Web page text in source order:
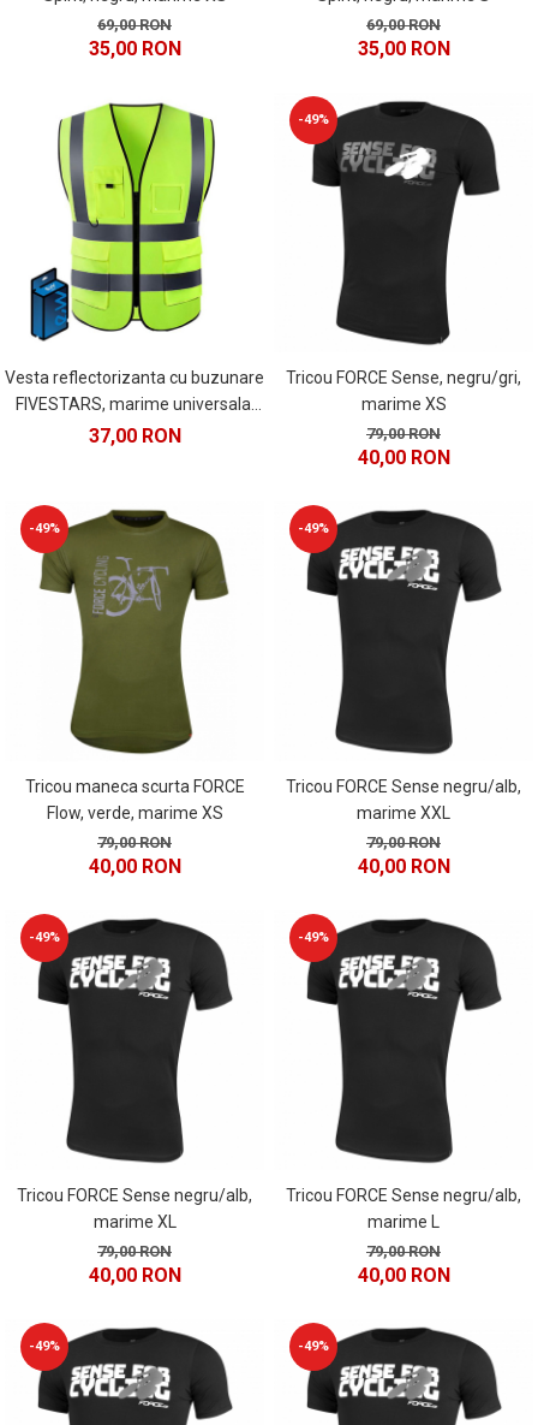
RECUPERARE SI INGRIJIRE
SEPCI /CACIULI / BANDANE
CACIULI
MASTI/CAGULE
SEPCI
69,00 RON
35,00 RON
69,00 RON
35,00 RON
Vesta reflectorizanta cu buzunare
FIVESTARS, marime universala,
galben fluo
37,00 RON
-49%
Tricou FORCE Sense, negru/gri,
marime XS
79,00 RON
40,00 RON
-49%
Tricou maneca scurta FORCE
Flow, verde, marime XS
79,00 RON
40,00 RON
-49%
Tricou FORCE Sense negru/alb,
marime XXL
79,00 RON
40,00 RON
-49%
Tricou FORCE Sense negru/alb,
marime XL
79,00 RON
40,00 RON
-49%
Tricou FORCE Sense negru/alb,
marime L
79,00 RON
40,00 RON
-49% -49%